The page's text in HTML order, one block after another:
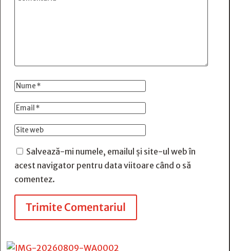
Salvează-mi numele, emailul și site-ul web în
acest navigator pentru data viitoare când o să
comentez.
Trimite Comentariul